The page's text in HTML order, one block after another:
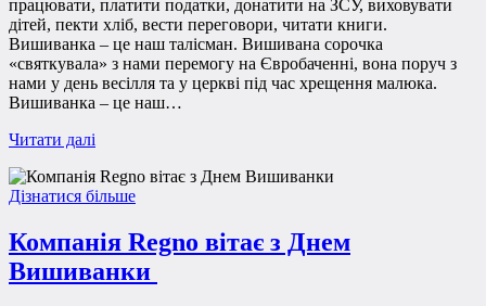
працювати, платити податки, донатити на ЗСУ, виховувати
дітей, пекти хліб, вести переговори, читати книги.
Вишиванка – це наш талісман. Вишивана сорочка
«святкувала» з нами перемогу на Євробаченні, вона поруч з
нами у день весілля та у церкві під час хрещення малюка.
Вишиванка – це наш…
Читати далі
Дізнатися більше
Компанія Regno вітає з Днем
Вишиванки